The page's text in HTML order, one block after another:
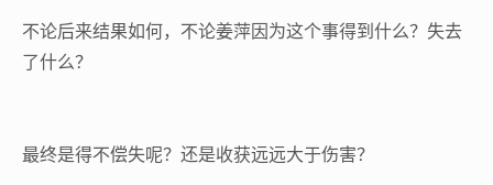
不论后来结果如何，不论姜萍因为这个事得到什么？失去
了什么？
最终是得不偿失呢？还是收获远远大于伤害？